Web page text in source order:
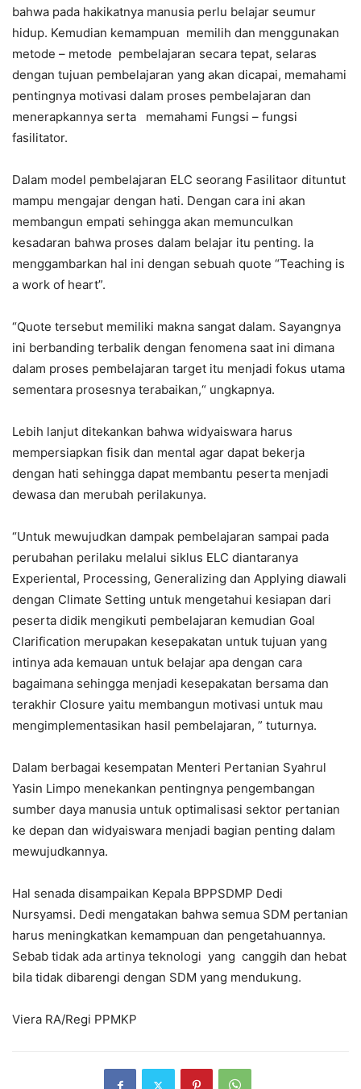
bahwa pada hakikatnya manusia perlu belajar seumur
hidup. Kemudian kemampuan memilih dan menggunakan
metode – metode pembelajaran secara tepat, selaras
dengan tujuan pembelajaran yang akan dicapai, memahami
pentingnya motivasi dalam proses pembelajaran dan
menerapkannya serta memahami Fungsi – fungsi
fasilitator.
Dalam model pembelajaran ELC seorang Fasilitaor dituntut
mampu mengajar dengan hati. Dengan cara ini akan
membangun empati sehingga akan memunculkan
kesadaran bahwa proses dalam belajar itu penting. Ia
menggambarkan hal ini dengan sebuah quote “Teaching is
a work of heart”.
“Quote tersebut memiliki makna sangat dalam. Sayangnya
ini berbanding terbalik dengan fenomena saat ini dimana
dalam proses pembelajaran target itu menjadi fokus utama
sementara prosesnya terabaikan,“ ungkapnya.
Lebih lanjut ditekankan bahwa widyaiswara harus
mempersiapkan fisik dan mental agar dapat bekerja
dengan hati sehingga dapat membantu peserta menjadi
dewasa dan merubah perilakunya.
“Untuk mewujudkan dampak pembelajaran sampai pada
perubahan perilaku melalui siklus ELC diantaranya
Experiental, Processing, Generalizing dan Applying diawali
dengan Climate Setting untuk mengetahui kesiapan dari
peserta didik mengikuti pembelajaran kemudian Goal
Clarification merupakan kesepakatan untuk tujuan yang
intinya ada kemauan untuk belajar apa dengan cara
bagaimana sehingga menjadi kesepakatan bersama dan
terakhir Closure yaitu membangun motivasi untuk mau
mengimplementasikan hasil pembelajaran, ” tuturnya.
Dalam berbagai kesempatan Menteri Pertanian Syahrul
Yasin Limpo menekankan pentingnya pengembangan
sumber daya manusia untuk optimalisasi sektor pertanian
ke depan dan widyaiswara menjadi bagian penting dalam
mewujudkannya.
Hal senada disampaikan Kepala BPPSDMP Dedi
Nursyamsi. Dedi mengatakan bahwa semua SDM pertanian
harus meningkatkan kemampuan dan pengetahuannya.
Sebab tidak ada artinya teknologi yang canggih dan hebat
bila tidak dibarengi dengan SDM yang mendukung.
Viera RA/Regi PPMKP